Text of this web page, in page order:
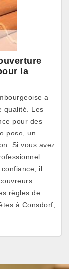
la
a
qualité. Les
pour des
pose, un
Si vous avez
il
règles de
à Consdorf,